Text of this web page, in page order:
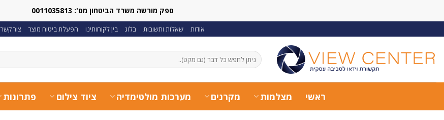
ספק מורשה משרד הביטחון מס': 0011035813
אודות שאלות ותשובות בלוג בין לקוחותינו הפעלת ביטוח מוצר צור קשר
חיפוש
עבור:
ראשי מצלמות מקרנים מערכות מולטימדיה ציוד צילום פתרונות